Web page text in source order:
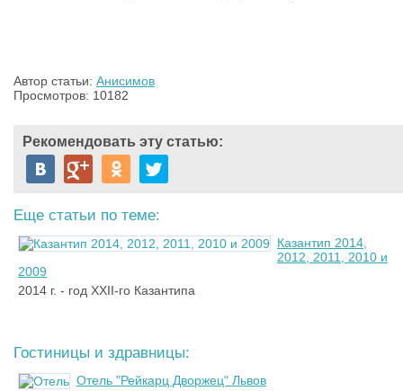
Автор статьи: Анисимов
Просмотров: 10182
Рекомендовать эту статью:
Еще статьи по теме:
Казантип 2014,
2012, 2011, 2010 и
2009
2014 г. - год XXII-го Казантипа
Гостиницы и здравницы:
Отель "Рейкарц Дворжец" Львов